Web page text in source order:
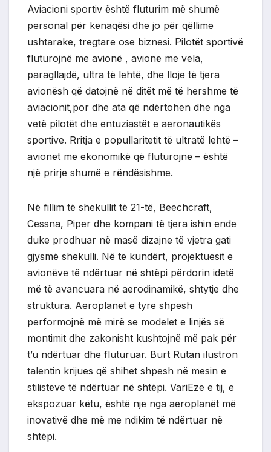
Aviacioni sportiv është fluturim më shumë
personal për kënaqësi dhe jo për qëllime
ushtarake, tregtare ose biznesi. Pilotët sportivë
fluturojnë me avionë , avionë me vela,
paragllajdë, ultra të lehtë, dhe lloje të tjera
avionësh që datojnë në ditët më të hershme të
aviacionit,por dhe ata që ndërtohen dhe nga
vetë pilotët dhe entuziastët e aeronautikës
sportive. Rritja e popullaritetit të ultratë lehtë –
avionët më ekonomikë që fluturojnë – është
një prirje shumë e rëndësishme.
Në fillim të shekullit të 21-të, Beechcraft,
Cessna, Piper dhe kompani të tjera ishin ende
duke prodhuar në masë dizajne të vjetra gati
gjysmë shekulli. Në të kundërt, projektuesit e
avionëve të ndërtuar në shtëpi përdorin idetë
më të avancuara në aerodinamikë, shtytje dhe
struktura. Aeroplanët e tyre shpesh
performojnë më mirë se modelet e linjës së
montimit dhe zakonisht kushtojnë më pak për
t’u ndërtuar dhe fluturuar. Burt Rutan ilustron
talentin krijues që shihet shpesh në mesin e
stilistëve të ndërtuar në shtëpi. VariEze e tij, e
ekspozuar këtu, është një nga aeroplanët më
inovativë dhe më me ndikim të ndërtuar në
shtëpi.